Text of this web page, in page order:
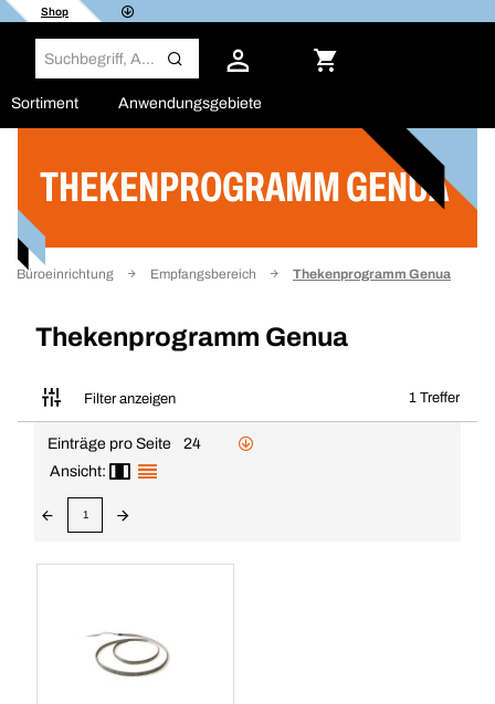
Shop
Sortiment Anwendungsgebiete
THEKENPROGRAMM GENUA
Büroeinrichtung Empfangsbereich Thekenprogramm Genua
Thekenprogramm Genua
Filter anzeigen 1 Treffer
Filter
Einträge pro Seite
24
Ansicht:
1